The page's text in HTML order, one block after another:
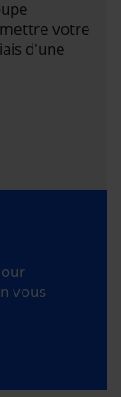
votre
d'une
vous